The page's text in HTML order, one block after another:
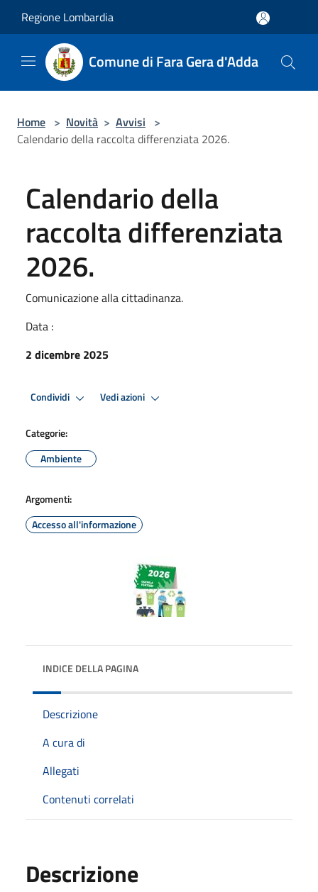
Regione Lombardia
Comune di Fara Gera d'Adda
Home > Novità > Avvisi >
Calendario della raccolta differenziata 2026.
Calendario della
raccolta differenziata
2026.
Comunicazione alla cittadinanza.
Data :
2 dicembre 2025
Condividi Vedi azioni
Categorie:
Ambiente
Argomenti:
Accesso all'informazione
INDICE DELLA PAGINA
Descrizione
A cura di
Allegati
Contenuti correlati
Descrizione